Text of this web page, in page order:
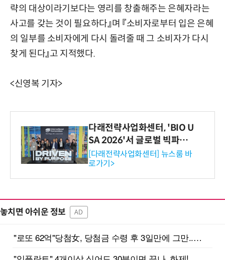
략의 대상이라기보다는 영리를 창출해주는 은혜자라는
사고를 갖는 것이 필요하다』며 『소비자로부터 입은 은혜
의 일부를 소비자에게 다시 돌려줄 때 그 소비자가 다시
찾게 된다』고 지적했다.
<신영복 기자>
다래전략사업화센터, 'BIO U
SA 2026'서 글로벌 빅파마
와의 비즈니스 미팅 지원…K
-바이오 해외 진출 교두보 확
보
[다래전략사업화센터] 뉴스룸 바
로가기>
놓치면 아쉬운 정보 AD